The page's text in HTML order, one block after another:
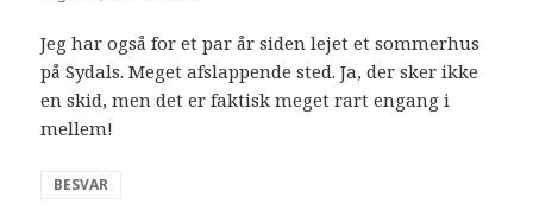
Jeg har også for et par år siden lejet et sommerhus
på Sydals. Meget afslappende sted. Ja, der sker ikke
en skid, men det er faktisk meget rart engang i
mellem!
BESVAR